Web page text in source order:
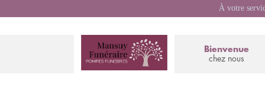
À votre
Bienvenue
chez nous